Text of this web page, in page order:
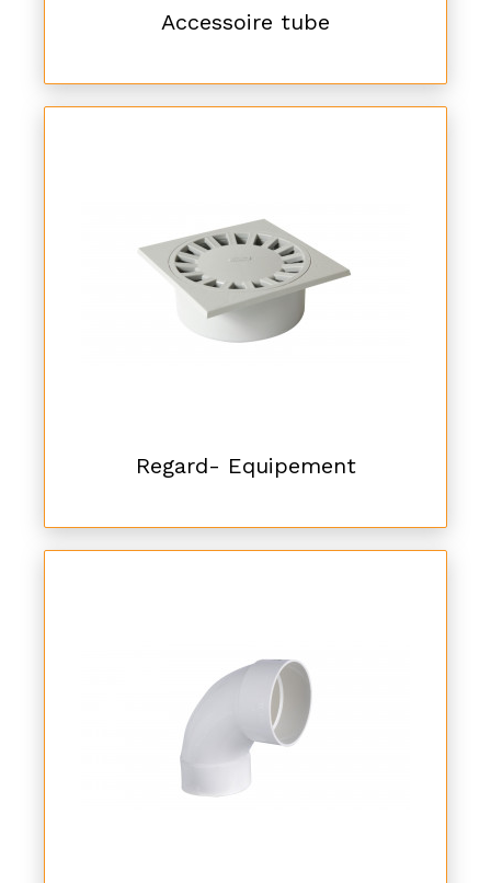
Accessoire tube
Regard- Equipement